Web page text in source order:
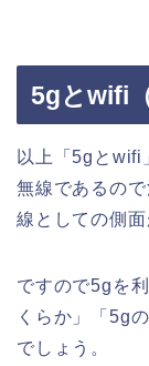
5gとwifi
以上「5gとwifi
無線であるの
線としての側面
ですので5gを
くらか」「5g
でしょう。